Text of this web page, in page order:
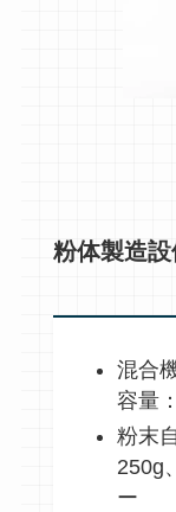
粉体製造設
混合
容量
粉末
250g
ー